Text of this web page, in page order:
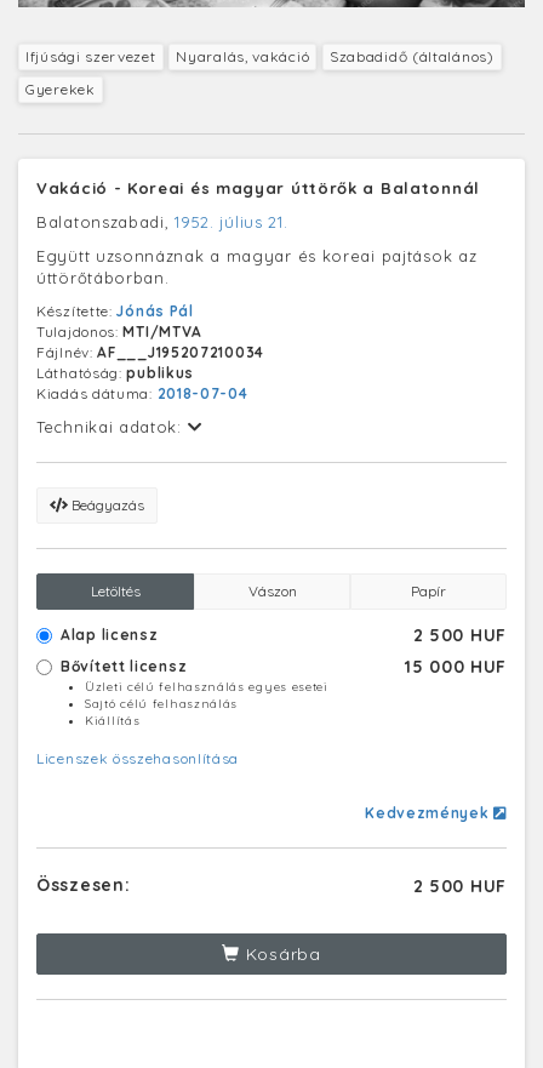
Ifjúsági szervezet Nyaralás, vakáció
Szabadidő (általános)
Gyerekek
Vakáció - Koreai és magyar úttörők a Balatonnál
Balatonszabadi,1952. július 21.
Együtt uzsonnáznak a magyar és koreai pajtások az
úttörőtáborban.
Készítette:Jónás Pál
Tulajdonos:MTI/MTVA
Fájlnév:AF___J195207210034
Láthatóság:publikus
Kiadás dátuma: 2018-07-04
Technikai adatok:
Beágyazás
Letöltés Vászon Papír
Alap licensz 2 500 HUF
Bővített licensz 15 000 HUF
Üzleti célú felhasználás egyes esetei
Sajtó célú felhasználás
Kiállítás
Licenszek összehasonlítása
Kedvezmények
Összesen: 2 500 HUF
Kosárba